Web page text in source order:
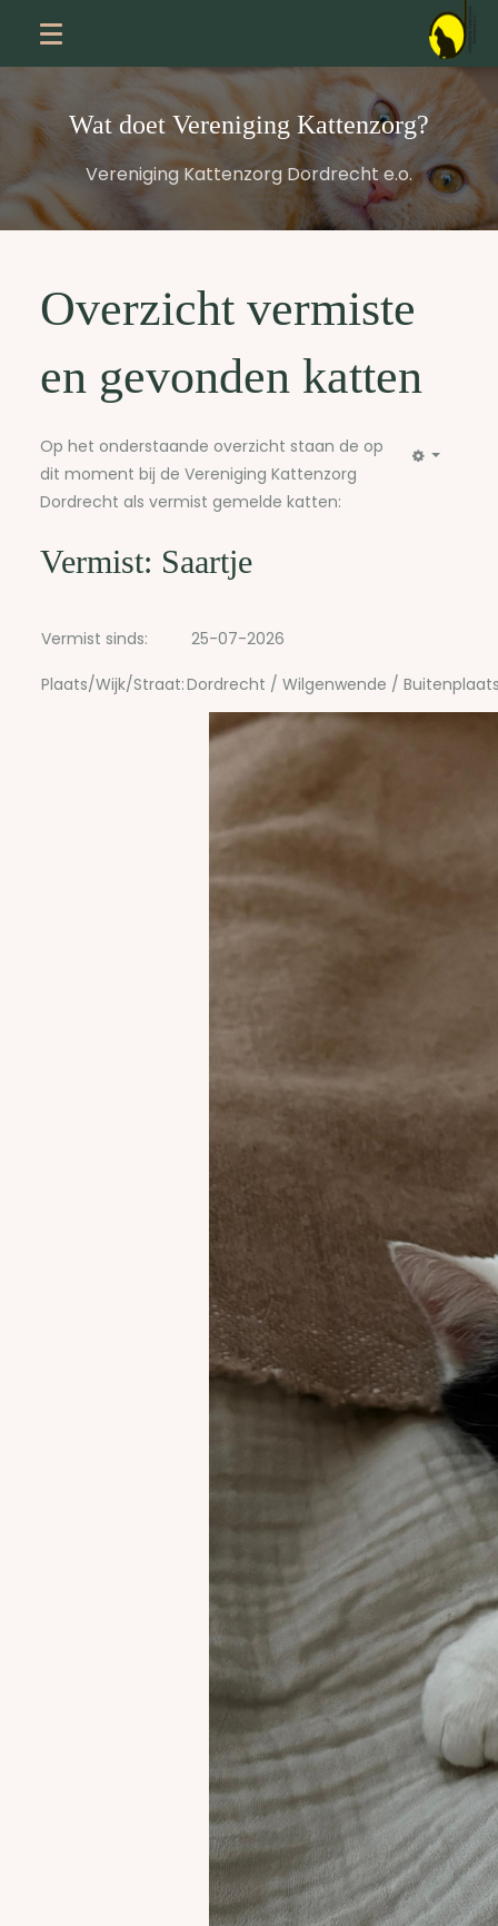
Wat doet Vereniging Kattenzorg?
Vereniging Kattenzorg Dordrecht e.o.
Overzicht vermiste
en gevonden katten
Op het onderstaande overzicht staan de op
dit moment bij de Vereniging Kattenzorg
Dordrecht als vermist gemelde katten:
Vermist: Saartje
Vermist sinds: 25-07-2026
Plaats/Wijk/Straat:Dordrecht / Wilgenwende /